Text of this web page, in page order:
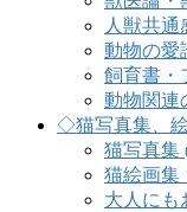
人獣共通
動物の愛
飼育書・
動物関連
◇猫写真集、
猫写真集
猫絵画集
大人にも